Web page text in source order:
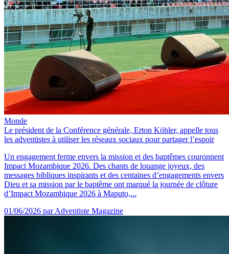
Monde
Le président de la Conférence générale, Erton Köhler, appelle tous
les adventistes à utiliser les réseaux sociaux pour partager l’espoir
Un engagement ferme envers la mission et des baptêmes couronnent
Impact Mozambique 2026. Des chants de louange joyeux, des
messages bibliques inspirants et des centaines d’engagements envers
Dieu et sa mission par le baptême ont marqué la journée de clôture
d’Impact Mozambique 2026 à Maputo,...
01/06/2026 par Adventiste Magazine